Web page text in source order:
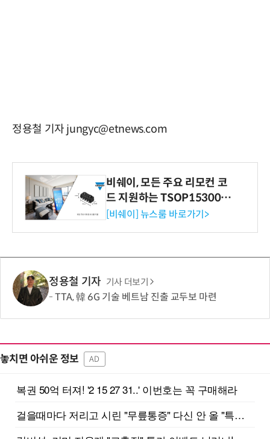
정용철 기자 jungyc@etnews.com
비쉐이, 모든 주요 리모컨 코
드 지원하는 TSOP15300 시
리즈 IR 수신기 출시
[비쉐이] 뉴스룸 바로가기>
정용철 기자 기사 더보기
TTA, 韓 6G 기술 베트남 진출 교두보 마련
놓치면 아쉬운 정보 AD